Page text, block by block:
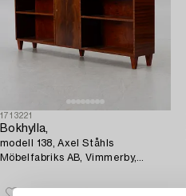
1713221
Bokhylla,
modell 138, Axel Ståhls
Möbelfabriks AB, Vimmerby,